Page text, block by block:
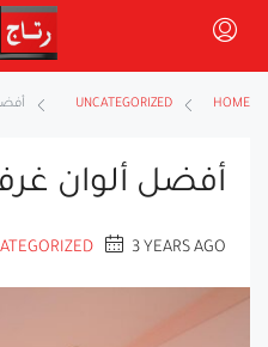
HOME
UNCATEGORIZED
أفضل ألوان
3 YEARS AGO